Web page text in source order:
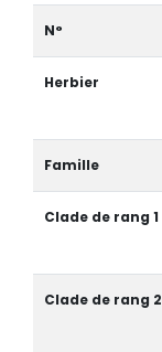
N°
Herbier
Famille
Clade de rang 1
Clade de rang 2